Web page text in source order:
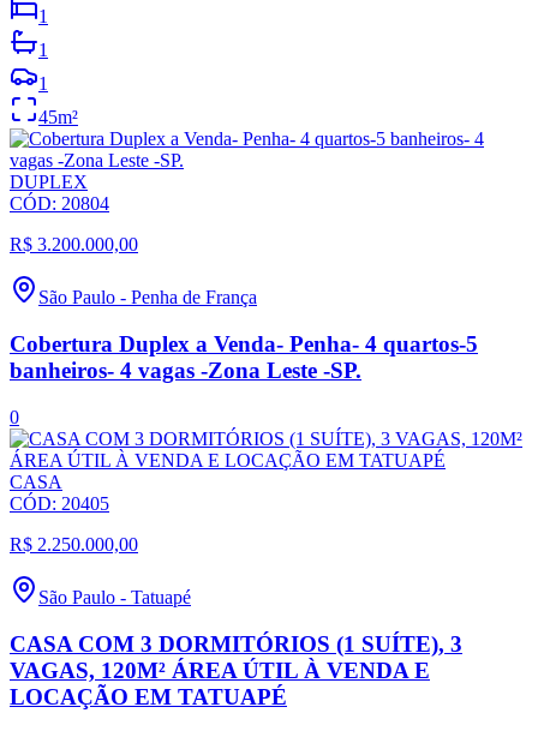
1
1
1
45m²
DUPLEX
CÓD: 20804
R$ 3.200.000,00
São Paulo - Penha de França
Cobertura Duplex a Venda- Penha- 4 quartos-5
banheiros- 4 vagas -Zona Leste -SP.
0
CASA
CÓD: 20405
R$ 2.250.000,00
São Paulo - Tatuapé
CASA COM 3 DORMITÓRIOS (1 SUÍTE), 3
VAGAS, 120M² ÁREA ÚTIL À VENDA E
LOCAÇÃO EM TATUAPÉ